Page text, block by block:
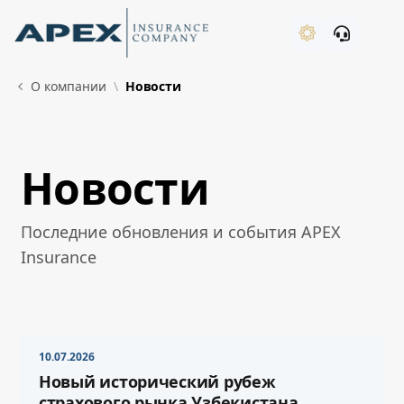
Skip to Main Content
О компании Новости
Новости
Последние обновления и события APEX
Insurance
10.07.2026
Новый исторический рубеж
New
What's New